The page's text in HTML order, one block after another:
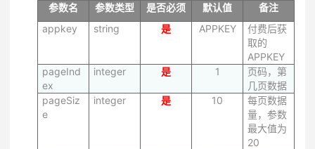
参数名 参数类型 是否必须 默认值
备注
appkey
string 是 APPKEY
付费后获
取的
APPKEY
pageInd
ex
integer 是 1
页码，第
几页数据
pageSiz
e
integer 是 10
每页数据
量，参数
最大值为
20